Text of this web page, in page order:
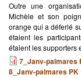
Outre une
Michèle et son
orange qui a déferlé
étaient les
étaient les supporters
7_Janv-palmares
8_Janv-palmares PK